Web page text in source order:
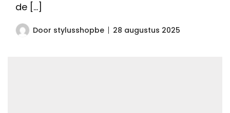
de […]
Door stylusshopbe 28 augustus 2025